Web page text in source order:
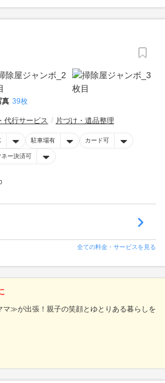
真 39枚
代行サービス 片づけ・遺品整理
駐車場有 カード可
ネー決済可
全ての料金・サービスを見る
≫が出張！親子の笑顔とゆとりある暮らしを